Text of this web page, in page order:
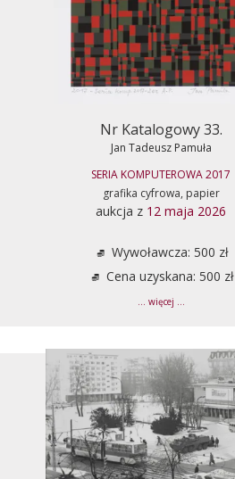
Nr Katalogowy 33.
Jan Tadeusz Pamuła
SERIA KOMPUTEROWA 2017
grafika cyfrowa, papier
aukcja z 12 maja 2026
Wywoławcza: 500 zł
Cena uzyskana: 500 zł
... więcej ...